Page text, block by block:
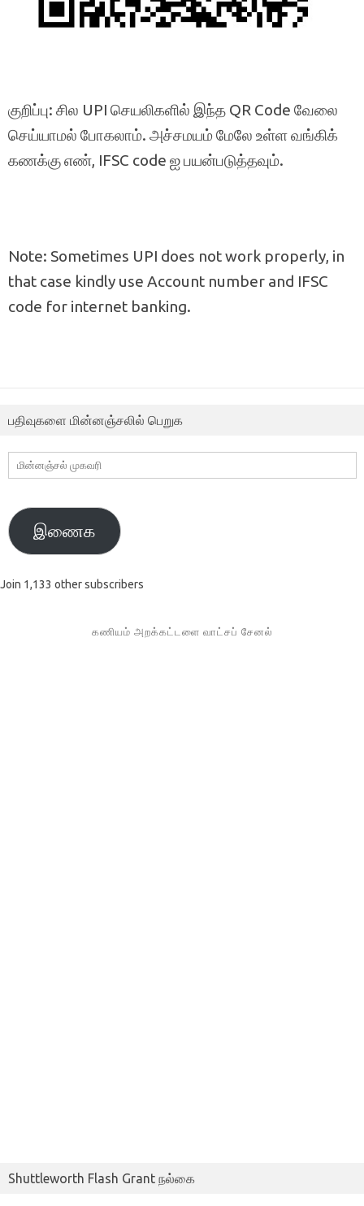
குறிப்பு: சில UPI செயலிகளில் இந்த QR Code வேலை
செய்யாமல் போகலாம். அச்சமயம் மேலே உள்ள வங்கிக்
கணக்கு எண், IFSC code ஐ பயன்படுத்தவும்.
Note: Sometimes UPI does not work properly, in
that case kindly use Account number and IFSC
code for internet banking.
பதிவுகளை மின்னஞ்சலில் பெறுக
மின்னஞ்சல்
முகவரி
இணைக
Join 1,133 other subscribers
கணியம் அறக்கட்டளை வாட்சப் சேனல்
Shuttleworth Flash Grant நல்கை